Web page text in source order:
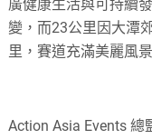
廣健康生活與可持續
變，而23公里因大潭
里，賽道充滿美麗風
Action Asia Events